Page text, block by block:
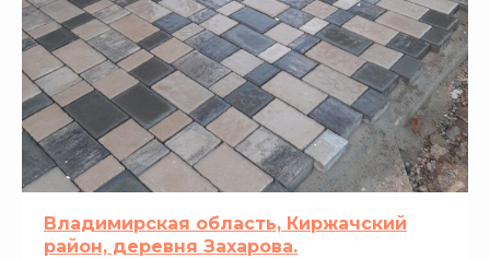
Владимирская область, Киржачский
район, деревня Захарова.